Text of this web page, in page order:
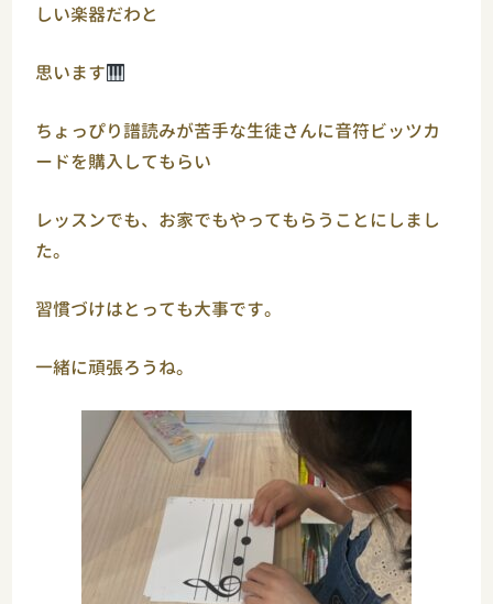
しい楽器だわと
思います
ちょっぴり譜読みが苦手な生徒さんに音符ビッツカ
ードを購入してもらい
レッスンでも、お家でもやってもらうことにしまし
た。
習慣づけはとっても大事です。
一緒に頑張ろうね。